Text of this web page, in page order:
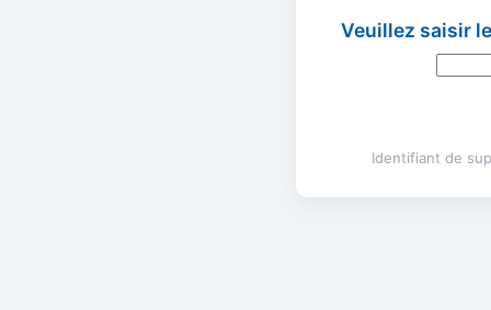
Veuillez saisir
Identifiant de